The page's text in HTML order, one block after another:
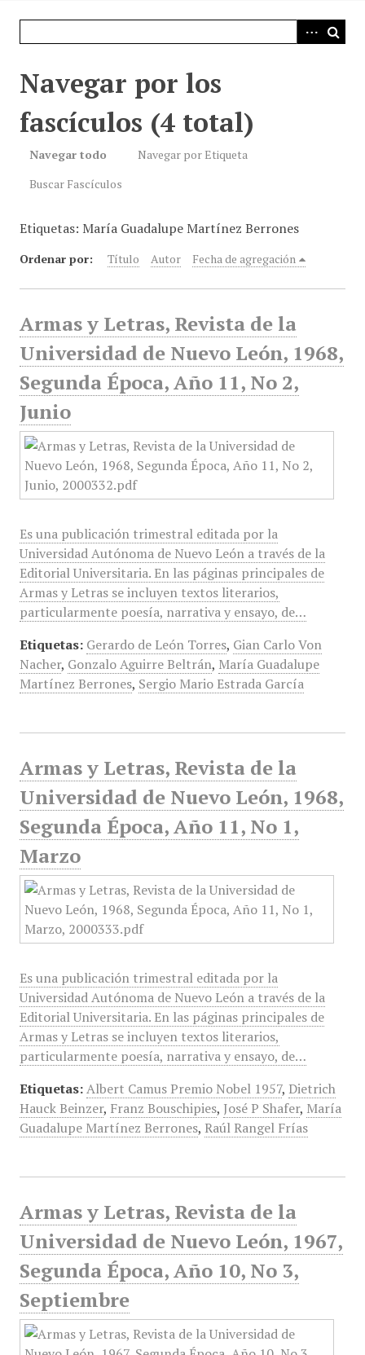
Navegar por los
fascículos (4 total)
Navegar todo
Navegar por Etiqueta
Buscar Fascículos
Etiquetas: María Guadalupe Martínez Berrones
Ordenar por: Título Autor Fecha de agregación
Armas y Letras, Revista de la
Universidad de Nuevo León, 1968,
Segunda Época, Año 11, No 2,
Junio
Es una publicación trimestral editada por la
Universidad Autónoma de Nuevo León a través de la
Editorial Universitaria. En las páginas principales de
Armas y Letras se incluyen textos literarios,
particularmente poesía, narrativa y ensayo, de…
Etiquetas: Gerardo de León Torres, Gian Carlo Von
Nacher, Gonzalo Aguirre Beltrán, María Guadalupe
Martínez Berrones, Sergio Mario Estrada García
Armas y Letras, Revista de la
Universidad de Nuevo León, 1968,
Segunda Época, Año 11, No 1,
Marzo
Es una publicación trimestral editada por la
Universidad Autónoma de Nuevo León a través de la
Editorial Universitaria. En las páginas principales de
Armas y Letras se incluyen textos literarios,
particularmente poesía, narrativa y ensayo, de…
Etiquetas: Albert Camus Premio Nobel 1957, Dietrich
Hauck Beinzer, Franz Bouschipies, José P Shafer, María
Guadalupe Martínez Berrones, Raúl Rangel Frías
Armas y Letras, Revista de la
Universidad de Nuevo León, 1967,
Segunda Época, Año 10, No 3,
Septiembre